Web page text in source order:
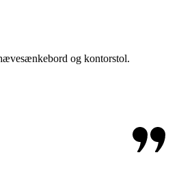
og kontorstol.